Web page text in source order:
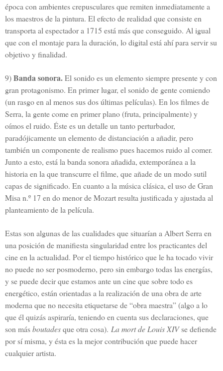
época con ambientes crepusculares que remiten inmediatamente a
los maestros de la pintura. El efecto de realidad que consiste en
transporta al espectador a 1715 está más que conseguido. Al igual
que con el montaje para la duración, lo digital está ahí para servir su
objetivo y finalidad.
9)Banda sonora.El sonido es un elemento siempre presente y con
gran protagonismo. En primer lugar, el sonido de gente comiendo
(un rasgo en al menos sus dos últimas películas). En los filmes de
Serra, la gente come en primer plano (fruta, principalmente) y
oímos el ruido. Éste es un detalle un tanto perturbador,
paradójicamente un elemento de distanciación a añadir, pero
también un componente de realismo pues hacemos ruido al comer.
Junto a esto, está la banda sonora añadida, extemporánea a la
historia en la que transcurre el filme, que añade de un modo sutil
capas de significado. En cuanto a la música clásica, el uso de Gran
Misa n.º 17 en do menor de Mozart resulta justificada y ajustada al
planteamiento de la película.
Estas son algunas de las cualidades que situarían a Albert Serra en
una posición de manifiesta singularidad entre los practicantes del
cine en la actualidad. Por el tiempo histórico que le ha tocado vivir
no puede no ser posmoderno, pero sin embargo todas las energías,
y se puede decir que estamos ante un cine que sobre todo es
energético, están orientadas a la realización de una obra de arte
moderna que no necesita etiquetarse de “obra maestra” (algo a lo
que él quizás aspiraría, teniendo en cuenta sus declaraciones, que
son másboutadesque otra cosa). La mort de Louis XIVse defiende
por sí misma, y ésta es la mejor contribución que puede hacer
cualquier artista.